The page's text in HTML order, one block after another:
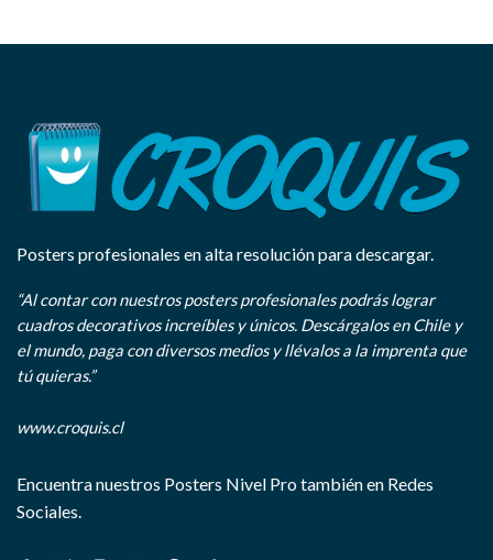
Posters profesionales en alta resolución para descargar.
“Al contar con nuestros posters profesionales podrás lograr
cuadros decorativos increíbles y únicos. Descárgalos en Chile y
el mundo, paga con diversos medios y llévalos a la imprenta que
tú quieras.”
www.croquis.cl
Encuentra nuestros Posters Nivel Pro también en Redes
Sociales.